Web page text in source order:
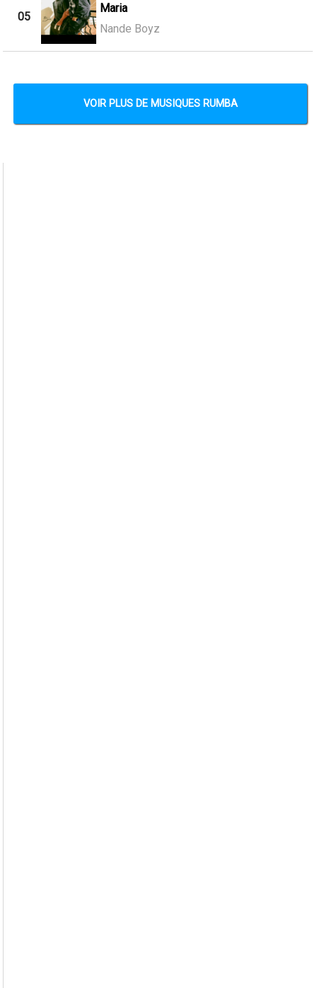
05
Maria
Nande Boyz
VOIR PLUS DE MUSIQUES RUMBA